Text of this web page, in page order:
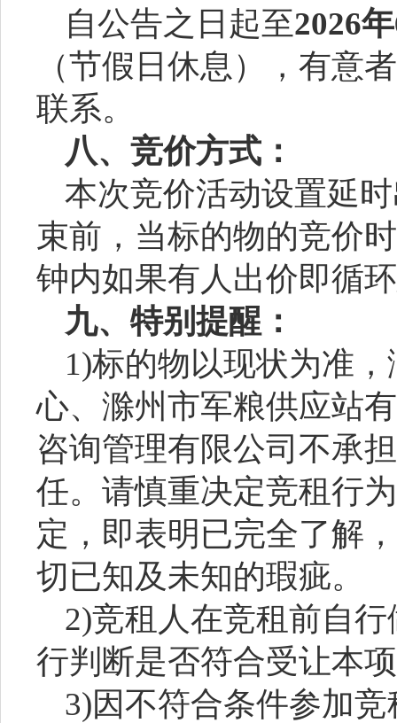
自公告之日起至2026年
（节假日休息），有意
联系。
八、竞价方式：
本次竞价活动设置延
束前，当标的物的竞价
钟内如果有人出价即循
九、特别提醒：
1)标的物以现状为准，
心、 滁州市军粮供应站
咨询管理有限公司 不承
任。请慎重决定竞租行
定，即表明已完全了解
切已知及未知的瑕疵。
2)竞租人在竞租前自
行判断是否符合受让本
3)因不符合条件参加